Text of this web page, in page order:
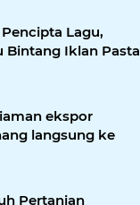
Lagu,
Bintang Iklan Pasta
ekspor
langsung ke
Pertanian